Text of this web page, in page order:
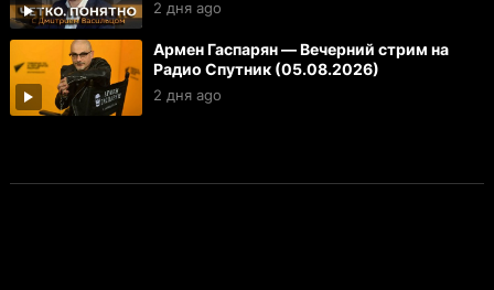
2 дня ago
Армен Гаспарян — Вечерний стрим на
Радио Спутник (05.08.2026)
2 дня ago